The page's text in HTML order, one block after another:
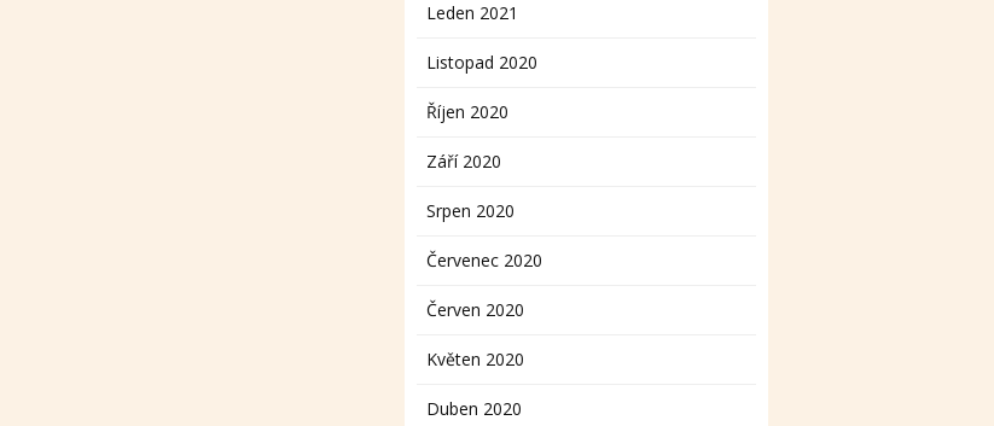
Leden 2021
Listopad 2020
Říjen 2020
Září 2020
Srpen 2020
Červenec 2020
Červen 2020
Květen 2020
Duben 2020